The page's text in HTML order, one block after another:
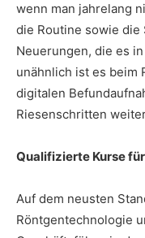
wenn man jahrelang
die Routine sowie
Neuerungen, die es
unähnlich ist es beim
digitalen
Riesenschritten
Qualifizierte Kurse
Auf dem neusten
Röntgentechnologie